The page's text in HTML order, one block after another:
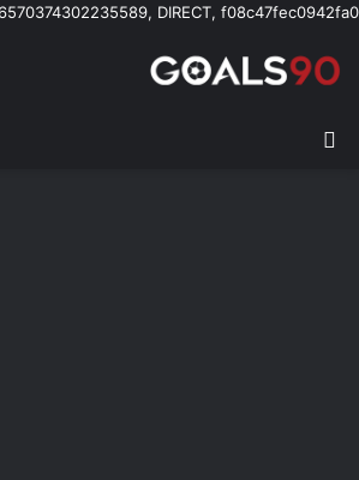
DIRECT, f08c47fec0942fa0